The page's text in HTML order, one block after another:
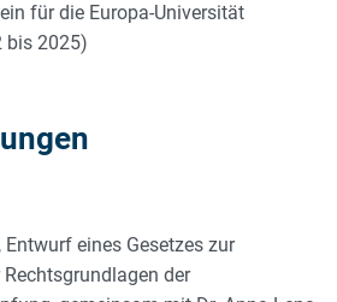
für die Europa-Universität
bis 2025)
Entwurf eines Gesetzes zur
der